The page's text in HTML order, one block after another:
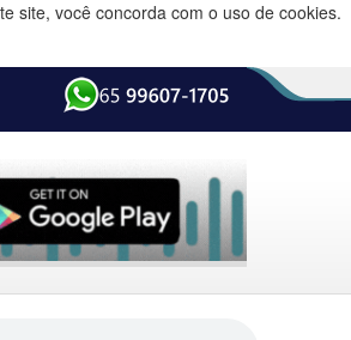
site, você concorda com o uso de cookies.